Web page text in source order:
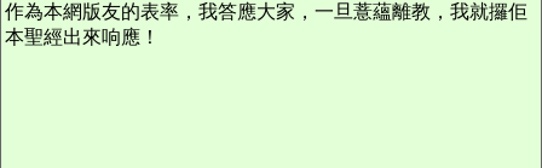
作為本網版友的表率，我答應大家，一旦薏蘊離教，我就攞佢
本聖經出來响應！